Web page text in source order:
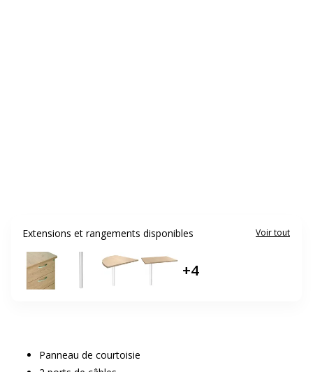
Extensions et rangements disponibles Voir tout
+4
Panneau de courtoisie